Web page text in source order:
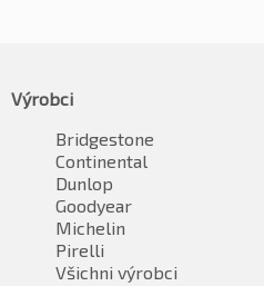
Výrobci
Bridgestone
Continental
Dunlop
Goodyear
Michelin
Pirelli
Všichni výrobci